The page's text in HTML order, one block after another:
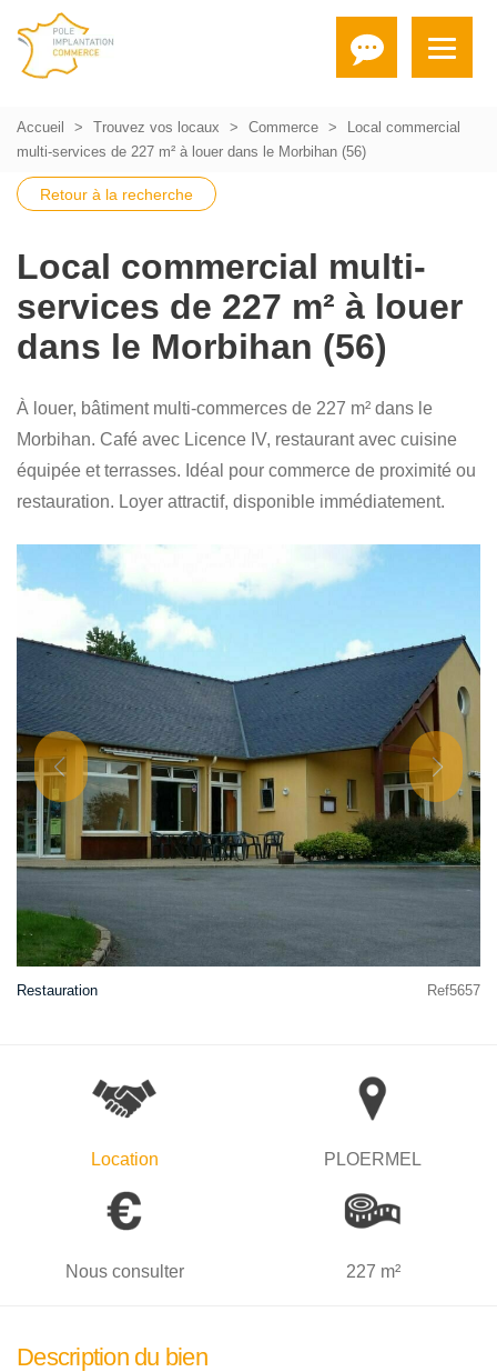
Accueil Trouvez vos locaux Commerce
Local commercial
multi-services de 227 m² à louer dans le Morbihan (56)
Retour à la recherche
Local commercial multi-
services de 227 m² à louer
dans le Morbihan (56)
À louer, bâtiment multi-commerces de 227 m² dans le
Morbihan. Café avec Licence IV, restaurant avec cuisine
équipée et terrasses. Idéal pour commerce de proximité ou
restauration. Loyer attractif, disponible immédiatement.
Restauration Ref5657
Location PLOERMEL
Nous consulter 227 m²
Description du bien